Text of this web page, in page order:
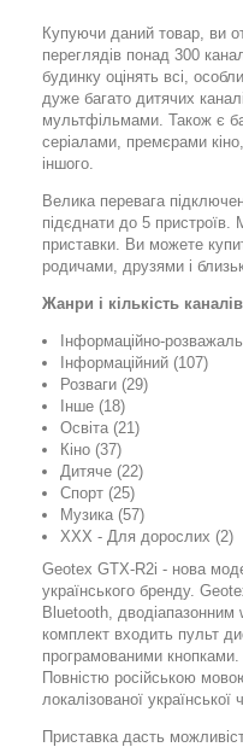
Купуючи даний товар, ви
переглядів понад 300
будинку оцінять всі,
дуже багато дитячих
мультфільмами. Також є
серіалами, премєрами
іншого.
Велика перевага
підєднати до 5
приставки. Ви можете
родичами, друзями і
Жанри і кількість
Інформаційно-
Інформаційний (107)
Розваги (29)
Інше (18)
Освіта (21)
Кіно (37)
Дитяче (22)
Спорт (25)
Музика (57)
ХХХ - Для дорослих (2)
Geotex GTX-R2i - нова
українського бренду.
Bluetooth,
комплект входить пульт
програмованими
Повністю російською
локалізованої української
Приставка дасть